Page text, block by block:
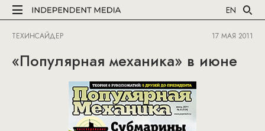
EN
ТЕХИНСАЙДЕР 17 МАЯ 2011
«Популярная механика» в июне